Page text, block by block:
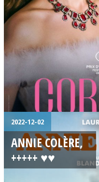
2022-12-02
ANNIE COLÈRE,
+++++ ♥♥